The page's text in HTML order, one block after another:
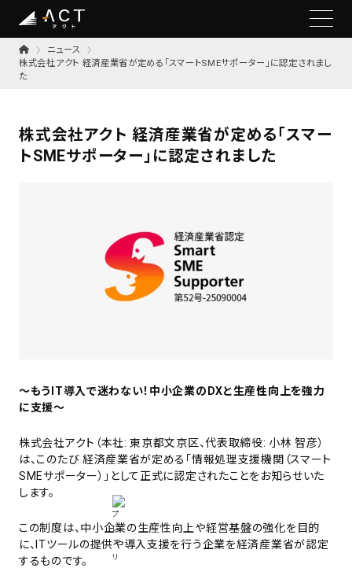
ニュース
株式会社アクト 経済産業省が定める「スマートSMEサポーター」に認定されまし
た
株式会社アクト 経済産業省が定める「スマー
トSMEサポーター」に認定されました
～もうIT導入で迷わない！中小企業のDXと生産性向上を強力
に支援～
株式会社アクト（本社: 東京都文京区、代表取締役: 小林 智彦）
は、このたび 経済産業省が定める「情報処理支援機関（スマート
SMEサポーター）」として正式に認定されたことをお知らせいた
します。
この制度は、中小企業の生産性向上や経営基盤の強化を目的
に、ITツールの提供や導入支援を行う企業を経済産業省が認定
するものです。